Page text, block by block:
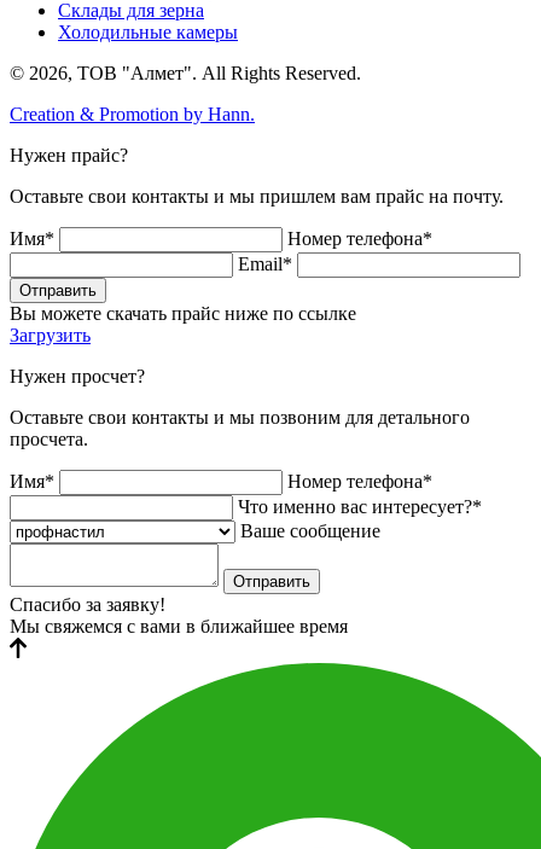
Склады для зерна
Холодильные камеры
© 2026, ТОВ "Алмет". All Rights Reserved.
Creation & Promotion by Hann.
Нужен прайс?
Оставьте свои контакты и мы пришлем вам прайс на почту.
Имя*
Номер телефона*
Email*
Отправить
Вы можете скачать прайс ниже по ссылке
Загрузить
Нужен просчет?
Оставьте свои контакты и мы позвоним для детального
просчета.
Имя*
Номер телефона*
Что именно вас интересует?*
Ваше сообщение
Отправить
Спасибо за заявку!
Мы свяжемся с вами в ближайшее время